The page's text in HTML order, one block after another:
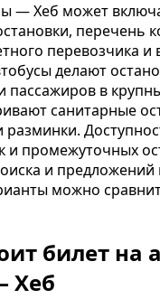
— Хеб может
перечень
перевозчика
делают
пассажиров в
санитарные
разминки.
и промежуточных
и
можно
билет на
Хеб